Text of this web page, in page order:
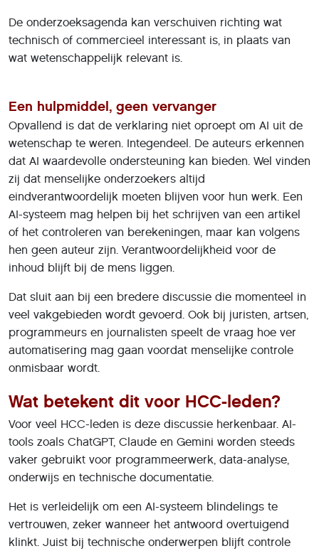
De onderzoeksagenda kan verschuiven richting wat
technisch of commercieel interessant is, in plaats van
wat wetenschappelijk relevant is.
Een hulpmiddel, geen vervanger
Opvallend is dat de verklaring niet oproept om AI uit de
wetenschap te weren. Integendeel. De auteurs erkennen
dat AI waardevolle ondersteuning kan bieden. Wel vinden
zij dat menselijke onderzoekers altijd
eindverantwoordelijk moeten blijven voor hun werk. Een
AI-systeem mag helpen bij het schrijven van een artikel
of het controleren van berekeningen, maar kan volgens
hen geen auteur zijn. Verantwoordelijkheid voor de
inhoud blijft bij de mens liggen.
Dat sluit aan bij een bredere discussie die momenteel in
veel vakgebieden wordt gevoerd. Ook bij juristen, artsen,
programmeurs en journalisten speelt de vraag hoe ver
automatisering mag gaan voordat menselijke controle
onmisbaar wordt.
Wat betekent dit voor HCC-leden?
Voor veel HCC-leden is deze discussie herkenbaar. AI-
tools zoals ChatGPT, Claude en Gemini worden steeds
vaker gebruikt voor programmeerwerk, data-analyse,
onderwijs en technische documentatie.
Het is verleidelijk om een AI-systeem blindelings te
vertrouwen, zeker wanneer het antwoord overtuigend
klinkt. Juist bij technische onderwerpen blijft controle